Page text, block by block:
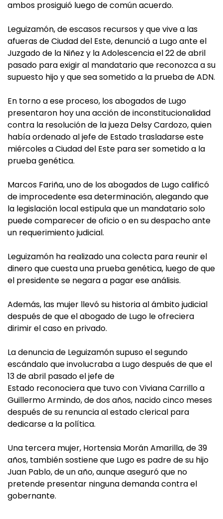
ambos prosiguió luego de común acuerdo.
Leguizamón, de escasos recursos y que vive a las
afueras de Ciudad del Este, denunció a Lugo ante el
Juzgado de la Niñez y la Adolescencia el 22 de abril
pasado para exigir al mandatario que reconozca a su
supuesto hijo y que sea sometido a la prueba de ADN.
En torno a ese proceso, los abogados de Lugo
presentaron hoy una acción de inconstitucionalidad
contra la resolución de la jueza Delsy Cardozo, quien
había ordenado al jefe de Estado trasladarse este
miércoles a Ciudad del Este para ser sometido a la
prueba genética.
Marcos Fariña, uno de los abogados de Lugo calificó
de improcedente esa determinación, alegando que
la legislación local estipula que un mandatario solo
puede comparecer de oficio o en su despacho ante
un requerimiento judicial.
Leguizamón ha realizado una colecta para reunir el
dinero que cuesta una prueba genética, luego de que
el presidente se negara a pagar ese análisis.
Además, las mujer llevó su historia al ámbito judicial
después de que el abogado de Lugo le ofreciera
dirimir el caso en privado.
La denuncia de Leguizamón supuso el segundo
escándalo que involucraba a Lugo después de que el
13 de abril pasado el jefe de
Estado reconociera que tuvo con Viviana Carrillo a
Guillermo Armindo, de dos años, nacido cinco meses
después de su renuncia al estado clerical para
dedicarse a la política.
Una tercera mujer, Hortensia Morán Amarilla, de 39
años, también sostiene que Lugo es padre de su hijo
Juan Pablo, de un año, aunque aseguró que no
pretende presentar ninguna demanda contra el
gobernante.